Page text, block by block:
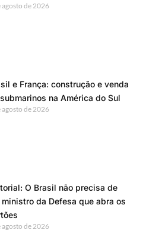
agosto de 2026
e França: construção e venda
na América do Sul
agosto de 2026
O Brasil não precisa de
ministro da Defesa que abra os
agosto de 2026